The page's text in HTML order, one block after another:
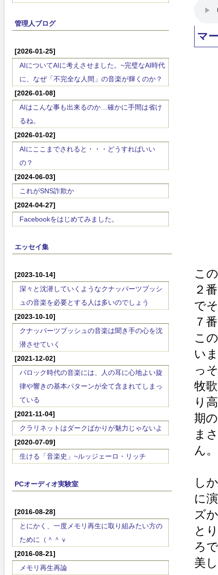
管理人ブログ
[2026-01-25]
AIについてAIに考えさせました。~完璧なAI時代
に、なぜ「不完全な人間」の音楽が輝くのか？
[2026-01-08]
AIはこんな事も出来るのか…確かに手間は省け
るね。
[2026-01-02]
AIにここまでされると・・・どうすればいい
の？
[2024-06-03]
これがSNS詐欺か
[2024-04-27]
Facebookをはじめてみました。
エッセイ集
[2023-10-14]
深々と沈潜していくようなクナッパーツブッシ
ュの音楽を必要とする人は多いのでしょう
[2023-10-10]
クナッパーツブッシュの音楽は聞き手の心を沈
潜させていく
[2021-12-02]
バロック時代の音楽には、人の耳に心地よい旋
律や響きの基本パターンが全て含まれてしまっ
ている
[2021-11-04]
クラリネットはダークばかりが魅力じゃないよ
[2020-07-09]
生ける「音楽史」~ルッジェーロ・リッチ
PCオーディオ実験室
[2016-08-28]
とにかく、一度メモリ再生に取り組みたい方の
ために（＾＾ｖ
[2016-08-21]
メモリ再生再論
マ
こ
２
で
７
こ
い
っ
牧
り
期
ま
ん。
し
に
ズ
と
ろ
美